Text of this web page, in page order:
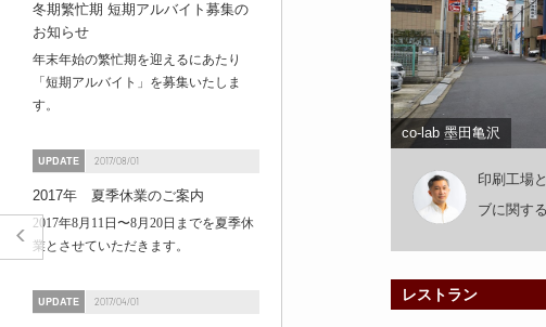
co-lab 墨田亀沢
印刷工場
ブに関す
レストラン
冬期繁忙期 短期アルバイト募集の
お知らせ
年末年始の繁忙期を迎えるにあたり
「短期アルバイト」を募集いたしま
す。
UPDATE 2017/08/01
2017年 夏季休業のご案内
2017年8月11日〜8月20日までを夏季休
業とさせていただきます。
UPDATE 2017/04/01